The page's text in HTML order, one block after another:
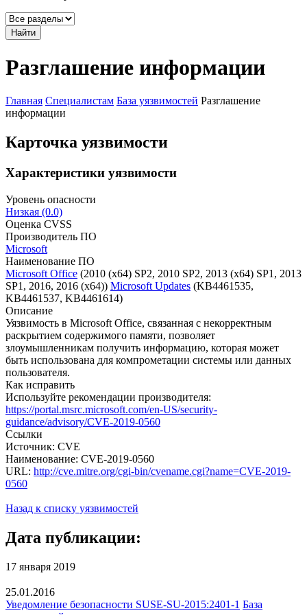
Найти
Разглашение информации
Главная Специалистам База уязвимостей Разглашение
информации
Карточка уязвимости
Характеристики уязвимости
Уровень опасности
Низкая (0.0)
Оценка CVSS
Производитель ПО
Microsoft
Наименование ПО
Microsoft Office (2010 (x64) SP2, 2010 SP2, 2013 (x64) SP1, 2013
SP1, 2016, 2016 (x64)) Microsoft Updates (KB4461535,
KB4461537, KB4461614)
Описание
Уязвимость в Microsoft Office, связанная с некорректным
раскрытием содержимого памяти, позволяет
злоумышленникам получить информацию, которая может
быть использована для компрометации системы или данных
пользователя.
Как исправить
Используйте рекомендации производителя:
https://portal.msrc.microsoft.com/en-US/security-
guidance/advisory/CVE-2019-0560
Ссылки
Источник: CVE
Наименование: CVE-2019-0560
URL: http://cve.mitre.org/cgi-bin/cvename.cgi?name=CVE-2019-
0560
Назад к списку уязвимостей
Дата публикации:
17 января 2019
25.01.2016
Уведомление безопасности SUSE-SU-2015:2401-1 База